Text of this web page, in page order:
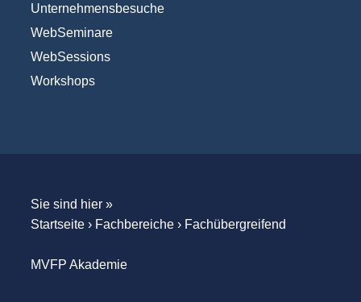
Unternehmensbesuche
WebSeminare
WebSessions
Workshops
Sie sind hier »
Startseite› Fachbereiche› Fachübergreifend
MVFP Akademie